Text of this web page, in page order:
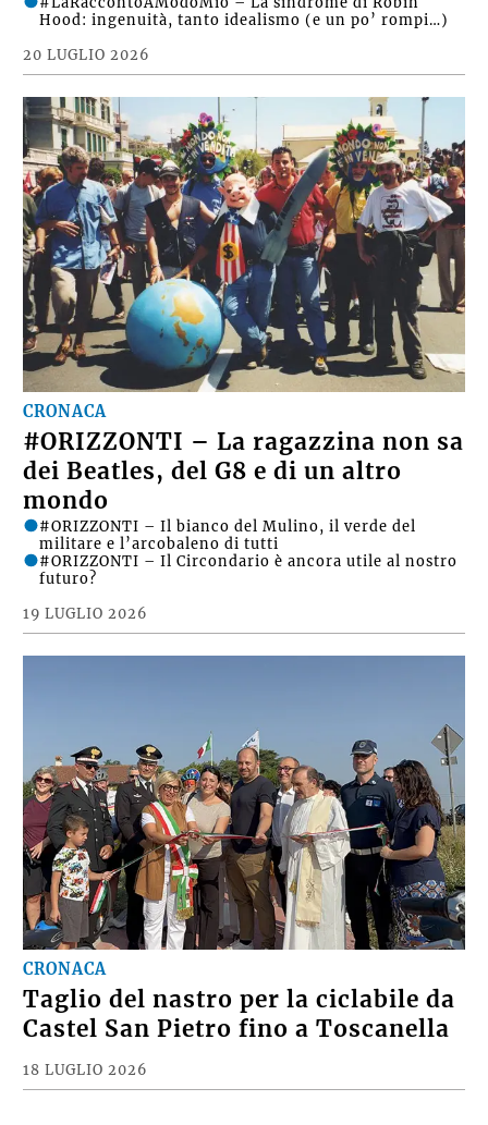
20 LUGLIO 2026
Hood: ingenuità, tanto idealismo (e un po’ rompi…)
CRONACA
#ORIZZONTI – La ragazzina non sa
dei Beatles, del G8 e di un altro
mondo
19 LUGLIO 2026
#ORIZZONTI – Il bianco del Mulino, il verde del
militare e l’arcobaleno di tutti
#ORIZZONTI – Il Circondario è ancora utile al nostro
futuro?
CRONACA
Taglio del nastro per la ciclabile da
Castel San Pietro fino a Toscanella
18 LUGLIO 2026